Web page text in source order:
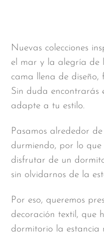
Nuevas colecciones
el mar y la alegría de
cama llena de diseño,
Sin duda encontrarás
adapte a tu estilo.
Pasamos alrededor
durmiendo, por lo que
disfrutar de un
sin olvidarnos de la
Por eso, queremos
decoración textil, que
dormitorio la estancia